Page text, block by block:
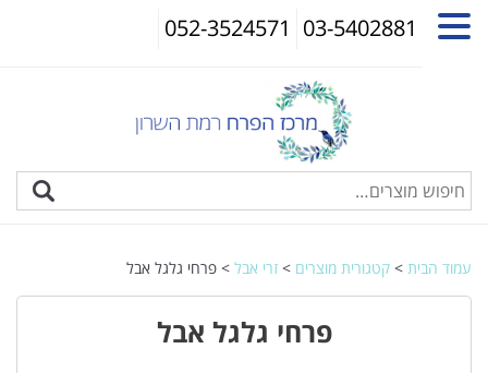
03-5402881
052-3524571
עמוד הבית > קטגורית מוצרים > זרי אבל > פרחי גלגל אבל
פרחי גלגל אבל